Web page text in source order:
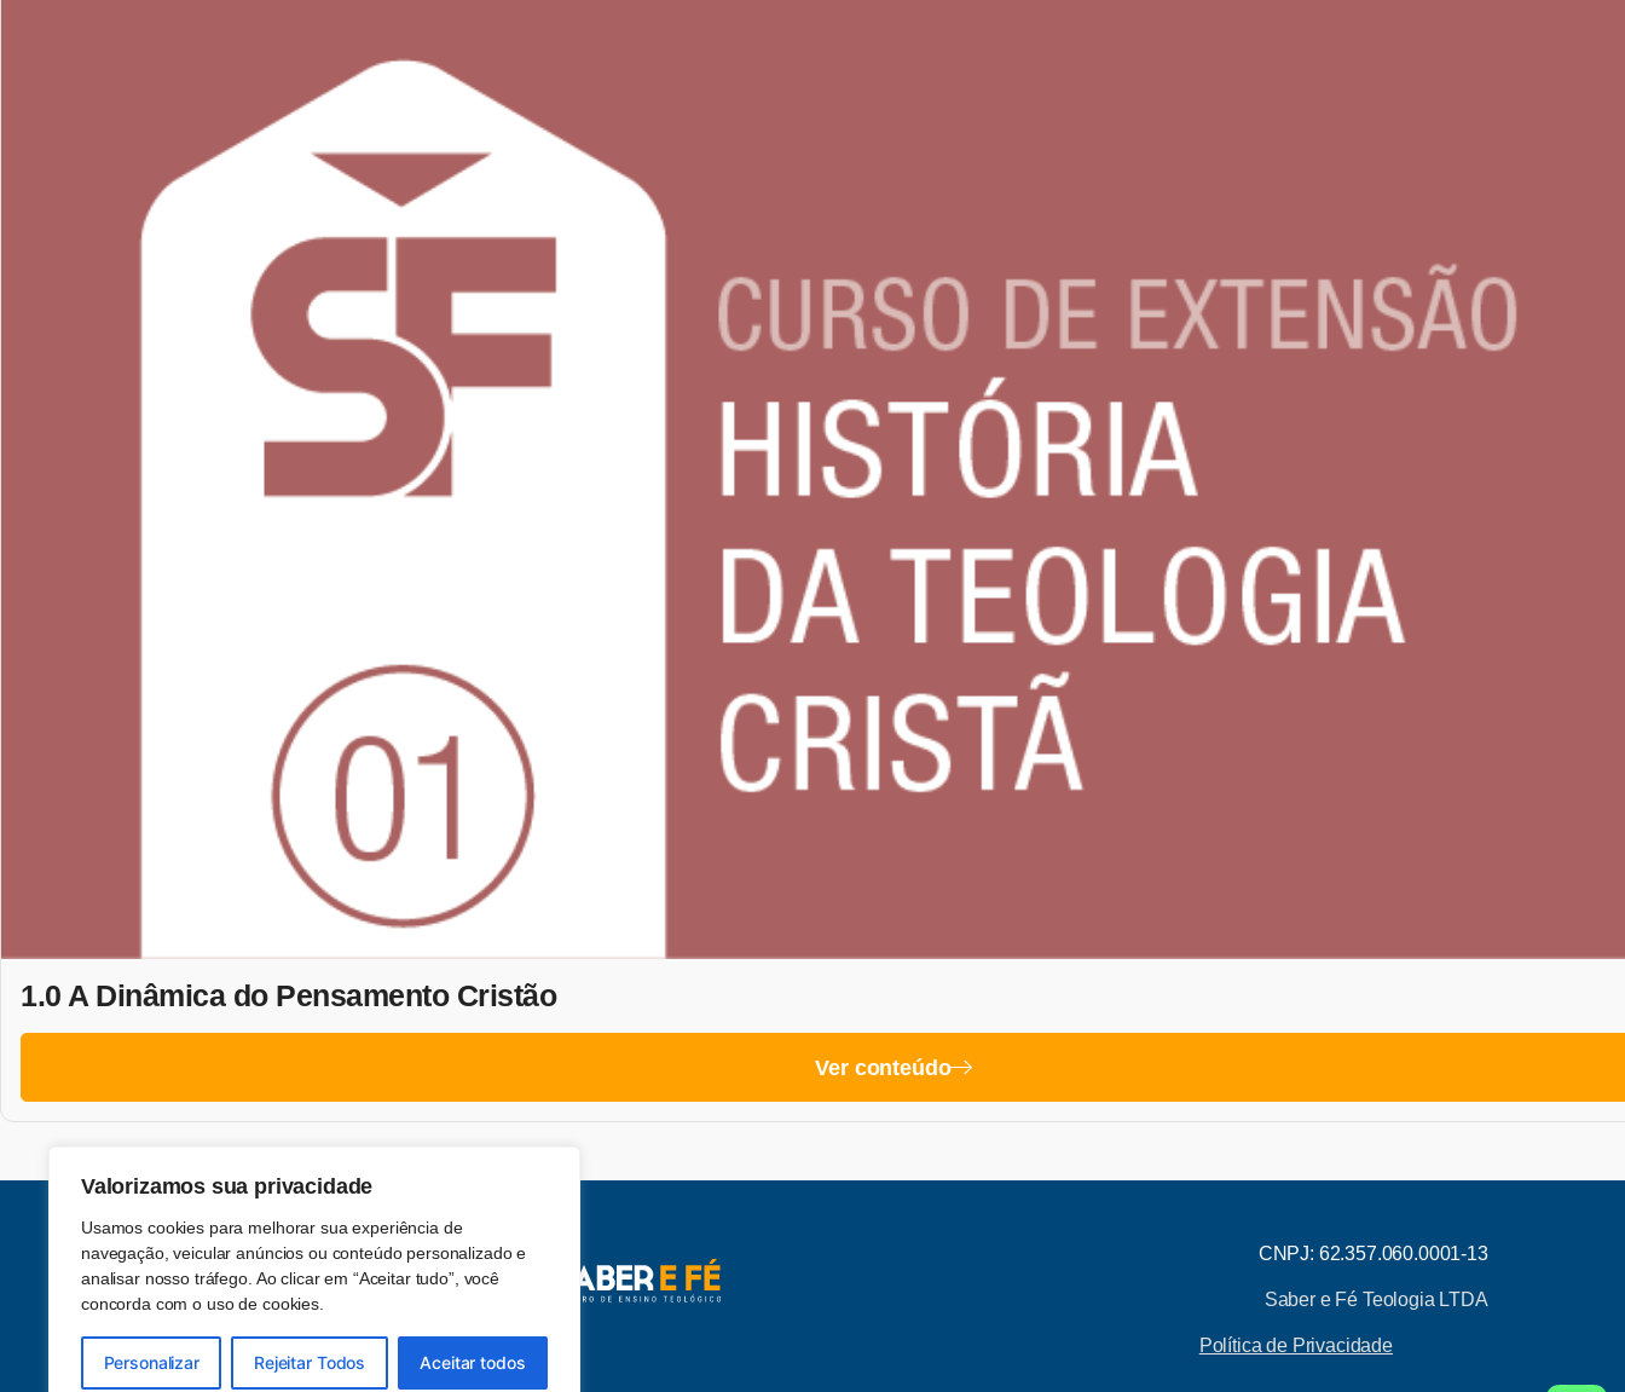
Valorizamos sua privacidade
Usamos cookies para melhorar sua experiência de
navegação, veicular anúncios ou conteúdo personalizado e
analisar nosso tráfego. Ao clicar em “Aceitar tudo”, você
concorda com o uso de cookies.
Personalizar Rejeitar Todos Aceitar todos
1.0 A Dinâmica do Pensamento Cristão
Ver conteúdo
Acompanhe-nos nas redes sociais
CNPJ: 62.357.060.0001-13
Saber e Fé Teologia LTDA
Política de Privacidade